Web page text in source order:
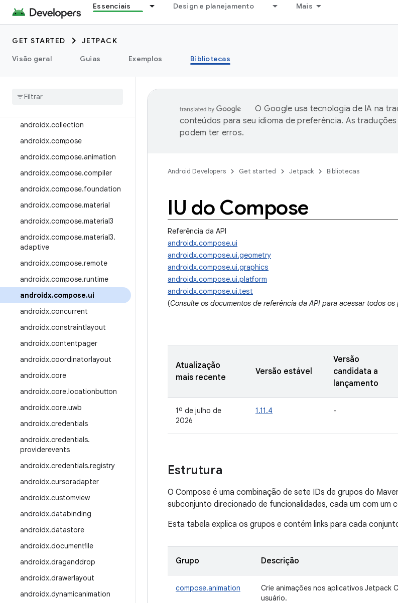
Essenciais Design e planejamento Mais
GET STARTED
JETPACK
Visão geral
Guias Exemplos Bibliotecas
androidx.camera.featurecombin
androidx.camera.media3
androidx.camera.viewfinder
androidx
androidx.collection
androidx.compose
androidx.compose.animation
androidx.compose.compiler
androidx.compose.foundation
androidx.compose.material
androidx.compose.material3
androidx.compose.material3.
adaptive
androidx.compose.remote
androidx.compose.runtime
androidx.compose.ui
androidx.concurrent
androidx.constraintlayout
androidx.contentpager
androidx.coordinatorlayout
androidx.core
androidx.core.locationbutton
androidx.core.uwb
androidx.credentials
androidx.credentials.
providerevents
androidx.credentials.registry
androidx.cursoradapter
androidx.customview
androidx.databinding
androidx.datastore
androidx.documentfile
androidx.draganddrop
androidx.drawerlayout
androidx.dynamicanimation
O Google usa tecnologia de IA na
conteúdos para seu idioma de preferência. As traduções
podem ter erros.
Android Developers Get started Jetpack Bibliotecas
IU do Compose
Referência da API
androidx.compose.ui
androidx.compose.ui.geometry
androidx.compose.ui.graphics
androidx.compose.ui.platform
androidx.compose.ui.test
(Consulte os documentos de referência da API para acessar todos
Atualização
mais recente
Versão estável
Versão
candidata a
lançamento
1º de julho de
2026
1.11.4 -
Estrutura
O Compose é uma combinação de sete IDs de grupos do
subconjunto direcionado de funcionalidades, cada um com um
Esta tabela explica os grupos e contém links para cada
Grupo Descrição
compose.animation
Crie animações nos aplicativos Jetpack
usuário.